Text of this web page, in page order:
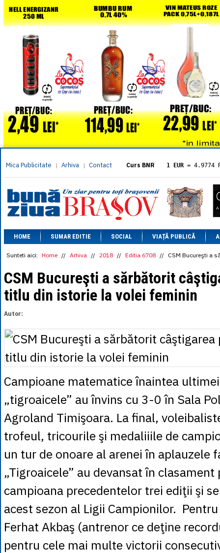
Mica Publicitate | Arhiva | Contact Curs BNR 1 EUR = 4.9774
= 5.8304
1 XAU= 464.4611
1 AED= 1.1933
1 AUD= 2.7957
1 BGN= 2.5449
1 CAD= 3.1559
1 CHF= 5.2813
1 CNY= 0.6015
1 DKK
= 0.6668
1 EGP= 0.0860
1 HUF
= 1.2223
1 MXN= 0.2227
1 NOK= 0.4191
1 PLN
1 RSD= 0.0425
1 RUB= 0.0530
1 SEK= 0.4526
1 TRY= 0.1141
1 UAH= 0.1048
1 XDR
= 5.9383
1 ZAR = 0.2318
HOME SUMAR EDITIE SOCIAL VIAȚĂ PUBLICĂ
Sunteti aici: Home // Arhiva // 2018 // Editia 6708 // CSM Bucureşti a
CSM Bucureşti a sărbătorit
titlu din istorie la volei feminin
Autor:
Campioane matematice înaintea
„tigroaicele” au învins cu 3-0 în Sala
Agroland Timişoara. La final,
trofeul, tricourile şi medaliiile de
un tur de onoare al arenei în aplauzele
„Tigroaicele” au devansat în clasament
campioana precedentelor trei ediţii şi
acest sezon al Ligii Campionilor.
Ferhat Akbaş (antrenor ce deţine
pentru cele mai multe victorii